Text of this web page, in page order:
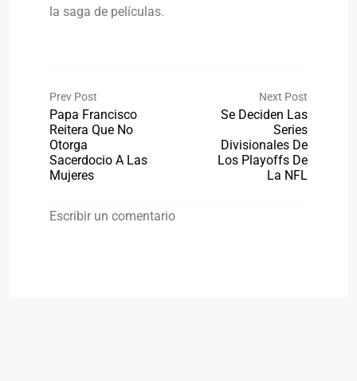
la saga de películas.
Prev Post
Papa Francisco
Reitera Que No
Otorga
Sacerdocio A Las
Mujeres
Next Post
Se Deciden Las
Series
Divisionales De
Los Playoffs De
La NFL
Escribir un comentario